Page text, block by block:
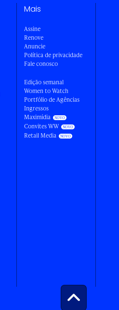
Mais
Assine
Renove
Anuncie
Política de privacidade
Fale conosco
Edição semanal
Women to Watch
Portfólio de Agências
Ingressos
Maximídia
Convites WW
Retail Media